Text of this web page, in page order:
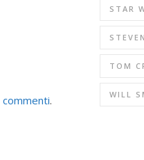
.
STAR
TOM
WILL